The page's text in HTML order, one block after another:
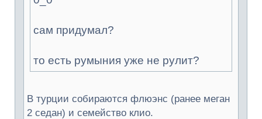
сам придумал?
то есть румыния уже не рулит?
В турции собираются флюэнс (ранее меган
2 седан) и семейство клио.